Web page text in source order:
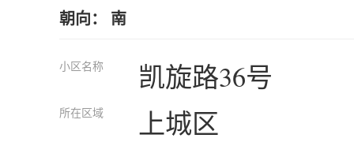
朝向： 南
小区名称 凯旋路36号
所在区域 上城区